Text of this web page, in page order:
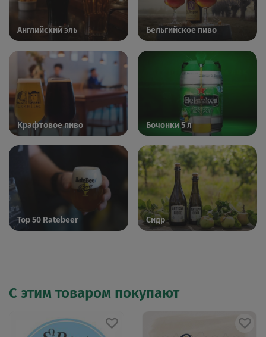
Английский эль Бельгийское пиво
Крафтовое пиво Бочонки 5 л
Top 50 Ratebeer Сидр
С этим товаром покупают